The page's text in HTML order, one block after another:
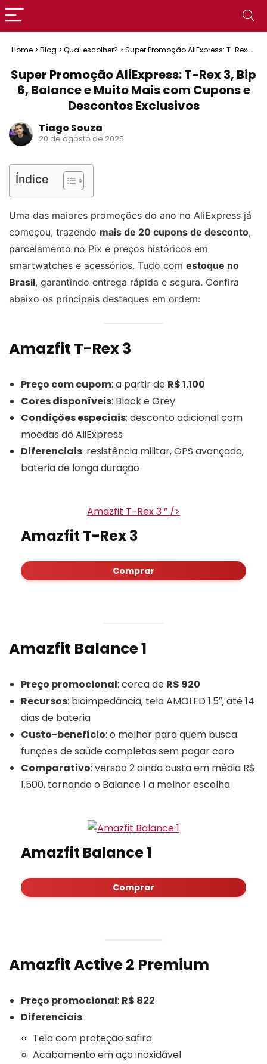
Home > Blog > Qual escolher? > Super Promoção AliExpress: T-Rex 3,
Super Promoção AliExpress: T-Rex 3, Bip
6, Balance e Muito Mais com Cupons e
Descontos Exclusivos
Tiago Souza
20 de agosto de 2025
Índice
Uma das maiores promoções do ano no AliExpress já
começou, trazendo mais de 20 cupons de desconto,
parcelamento no Pix e preços históricos em
smartwatches e acessórios. Tudo com estoque no
Brasil, garantindo entrega rápida e segura. Confira
abaixo os principais destaques em ordem:
Amazfit T-Rex 3
Preço com cupom: a partir de R$ 1.100
Cores disponíveis: Black e Grey
Condições especiais: desconto adicional com
moedas do AliExpress
Diferenciais: resistência militar, GPS avançado,
bateria de longa duração
Amazfit T-Rex 3 ” />
Amazfit T-Rex 3
Comprar
Amazfit Balance 1
Preço promocional: cerca de R$ 920
Recursos: bioimpedância, tela AMOLED 1.5″, até 14
dias de bateria
Custo-benefício: o melhor para quem busca
funções de saúde completas sem pagar caro
Comparativo: versão 2 ainda custa em média R$
1.500, tornando o Balance 1 a melhor escolha
Amazfit Balance 1
Comprar
Amazfit Active 2 Premium
Preço promocional: R$ 822
Diferenciais:
Tela com proteção safira
Acabamento em aço inoxidável